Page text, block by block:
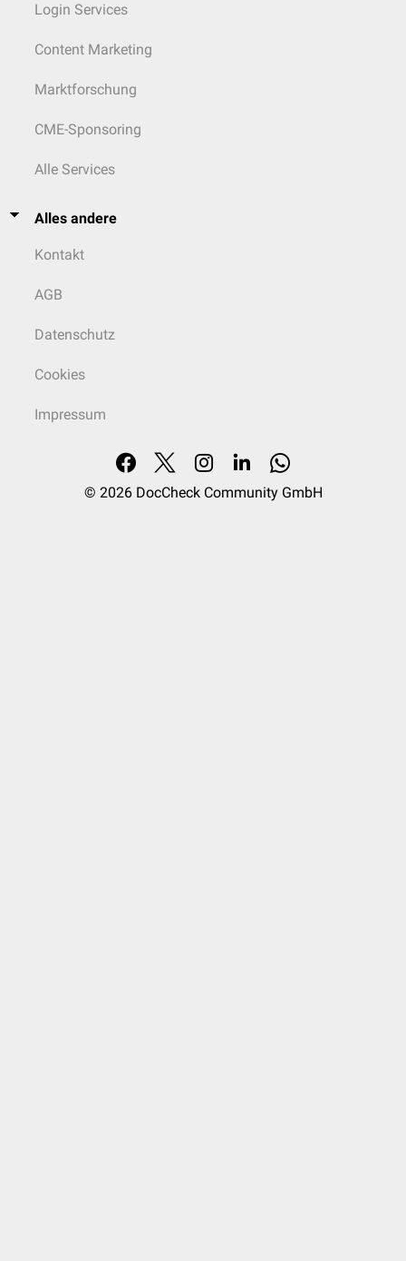
Login Services
Content Marketing
Marktforschung
CME-Sponsoring
Alle Services
Alles andere
Kontakt
AGB
Datenschutz
Cookies
Impressum
© 2026 DocCheck Community GmbH